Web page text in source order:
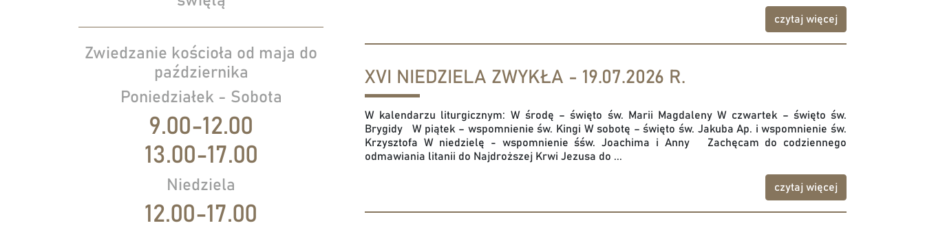
Zwiedzanie kościoła od maja do
października
Poniedziałek - Sobota
9.00-12.00
13.00-17.00
Niedziela
12.00-17.00
czytaj więcej
XVI NIEDZIELA ZWYKŁA - 19.07.2026 R.
W kalendarzu liturgicznym: W środę – święto św. Marii Magdaleny W czwartek – święto św.
Brygidy W piątek – wspomnienie św. Kingi W sobotę – święto św. Jakuba Ap. i wspomnienie św.
Krzysztofa W niedzielę - wspomnienie śśw. Joachima i Anny Zachęcam do codziennego
odmawiania litanii do Najdroższej Krwi Jezusa do ...
czytaj więcej